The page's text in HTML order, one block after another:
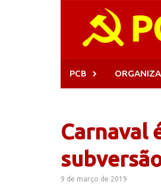
PCB
Carnaval
9 de março de 2019